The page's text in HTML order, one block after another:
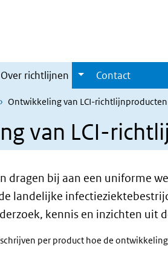
Over richtlijnen Contact
Ontwikkeling van LCI-richtlijnproducten
van LCI-
dragen bij aan een uniforme
landelijke
kennis en inzichten uit
per product hoe de